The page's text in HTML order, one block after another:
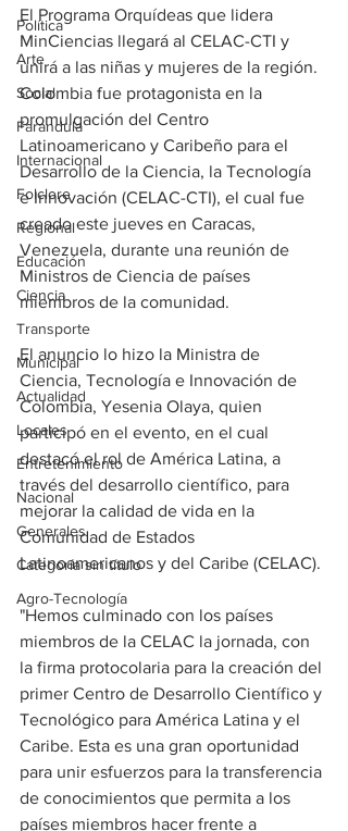
Política
Arte
Social
Farandula
Internacional
Folclore
Regional
Educación
Ciencia
Transporte
Municipal
Actualidad
Locales
Entretenimiento
Nacional
Generales
Categoría sin título
Agro-Tecnología
El Programa Orquídeas que lidera
MinCiencias llegará al CELAC-CTI y
unirá a las niñas y mujeres de la región.
Colombia fue protagonista en la
promulgación del Centro
Latinoamericano y Caribeño para el
Desarrollo de la Ciencia, la Tecnología
e Innovación (CELAC-CTI), el cual fue
creado este jueves en Caracas,
Venezuela, durante una reunión de
Ministros de Ciencia de países
miembros de la comunidad.
El anuncio lo hizo la Ministra de
Ciencia, Tecnología e Innovación de
Colombia, Yesenia Olaya, quien
participó en el evento, en el cual
destacó el rol de América Latina, a
través del desarrollo científico, para
mejorar la calidad de vida en la
Comunidad de Estados
Latinoamericanos y del Caribe (CELAC).
"Hemos culminado con los países
miembros de la CELAC la jornada, con
la firma protocolaria para la creación del
primer Centro de Desarrollo Científico y
Tecnológico para América Latina y el
Caribe. Esta es una gran oportunidad
para unir esfuerzos para la transferencia
de conocimientos que permita a los
países miembros hacer frente a